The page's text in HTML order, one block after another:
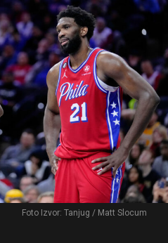
Foto Izvor: Tanjug / Matt Slocum